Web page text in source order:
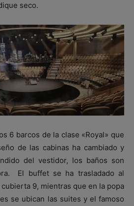
seco.
6 barcos de la clase «Royal» que
de las cabinas ha cambiado y
del vestidor, los baños son
El buffet se ha trasladado al
9, mientras que en la popa
se ubican las suites y el famoso